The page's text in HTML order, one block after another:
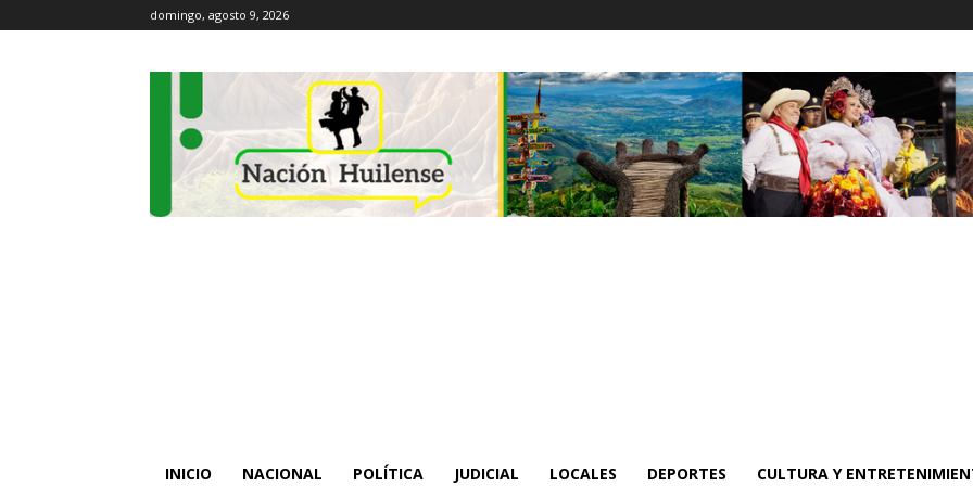
domingo, agosto 9, 2026
INICIO NACIONAL POLÍTICA JUDICIAL LOCALES DEPORTES CULTURA Y